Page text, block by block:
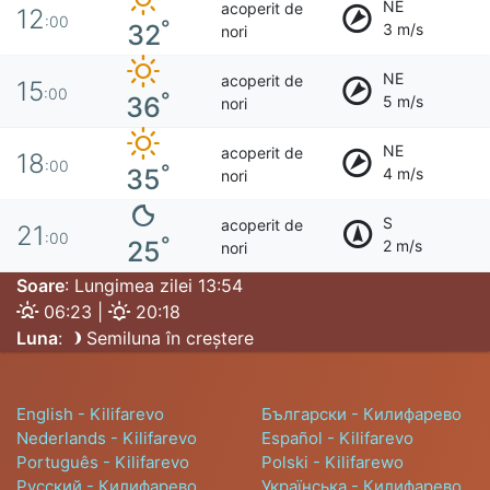
12:00 32°
acoperit de
nori
NE
3 m/s
15:00 36°
acoperit de
nori
NE
5 m/s
18:00 35°
acoperit de
nori
NE
4 m/s
21 :00 25°
acoperit de
nori
S
2 m/s
Soare: Lungimea zilei 13:54
06:23 |
20:18
Luna: Semiluna în creștere
English - Kilifarevo
Български - Килифарево
Nederlands - Kilifarevo
Español - Kilifarevo
Português - Kilifarevo
Polski - Kilifarewo